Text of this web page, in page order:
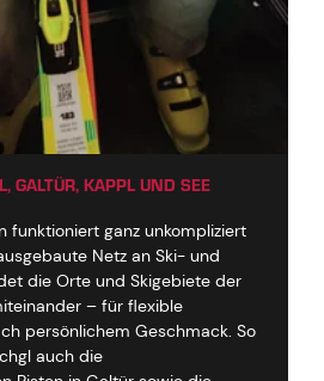
GALTÜR, KAPPL UND SEE
funktioniert ganz unkompliziert
Netz an Ski- und
die Orte und Skigebiete der
– für flexible
persönlichem Geschmack. So
auch die